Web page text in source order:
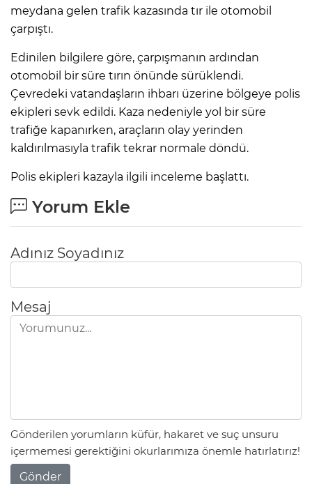
meydana gelen trafik kazasında tır ile otomobil
çarpıştı.
Edinilen bilgilere göre, çarpışmanın ardından
otomobil bir süre tırın önünde sürüklendi.
Çevredeki vatandaşların ihbarı üzerine bölgeye polis
ekipleri sevk edildi. Kaza nedeniyle yol bir süre
trafiğe kapanırken, araçların olay yerinden
kaldırılmasıyla trafik tekrar normale döndü.
Polis ekipleri kazayla ilgili inceleme başlattı.
Yorum Ekle
Adınız Soyadınız
Mesaj
Gönderilen yorumların küfür, hakaret ve suç unsuru
içermemesi gerektiğini okurlarımıza önemle hatırlatırız!
Gönder